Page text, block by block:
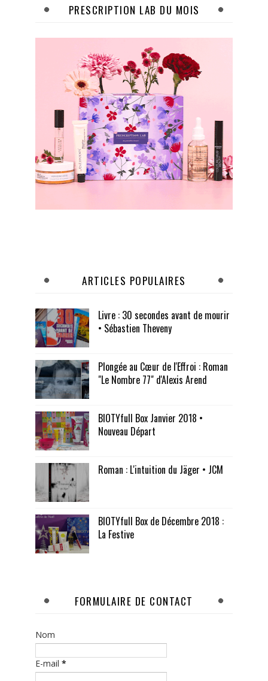
PRESCRIPTION LAB DU MOIS
ARTICLES POPULAIRES
Livre : 30 secondes avant de mourir
• Sébastien Theveny
Plongée au Cœur de l'Effroi : Roman
"Le Nombre 77" d'Alexis Arend
BIOTYfull Box Janvier 2018 •
Nouveau Départ
Roman : L'intuition du Jäger • JCM
BIOTYfull Box de Décembre 2018 :
La Festive
FORMULAIRE DE CONTACT
Nom
E-mail *